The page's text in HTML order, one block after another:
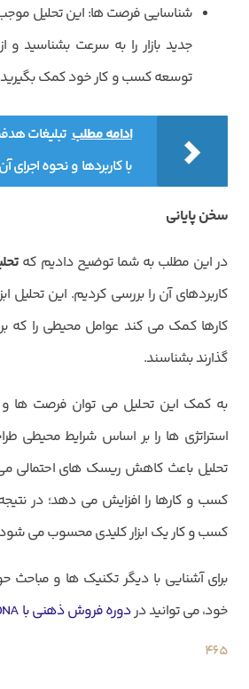
شناسایی فرصت ‌ها: این تحلیل
جدید بازار را به سرعت بشناسید
توسعه کسب و کار خود کمک
ادامه مطلب تبلیغات
با کاربردها و نحوه اجرای آن
سخن پایانی
در این مطلب به شما توضیح دادیم که
کاربردهای آن را بررسی کردیم. این
کارها کمک می ‌کند عوامل محیطی را که
گذارند بشناسند.
به کمک این تحلیل می ‌توان فرصت‌ ها و
استراتژی ‌ها را بر اساس شرایط محیطی
تحلیل باعث کاهش ریسک ‌های احتمالی
کسب و کارها را افزایش می ‌دهد؛ در
کسب و کار یک ابزار کلیدی محسوب می
برای آشنایی با دیگر تکنیک ها و
خود، می توانید دردوره فروش ذهنی با DNA
465